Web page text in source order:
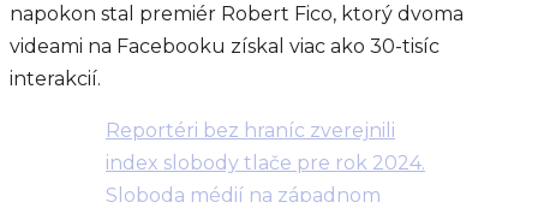
napokon stal premiér Robert Fico, ktorý dvoma
videami na Facebooku získal viac ako 30-tisíc
interakcií.
Reportéri bez hraníc zverejnili
index slobody tlače pre rok 2024.
Sloboda médií na západnom